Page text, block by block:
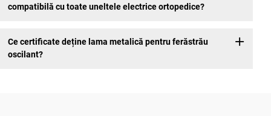
compatibilă cu toate uneltele electrice ortopedice?
Ce certificate deține lama metalică pentru ferăstrău
oscilant?